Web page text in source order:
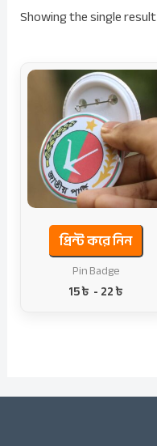
Showing the single result
প্রিন্ট করে নিন
Pin Badge
15৳ -22৳